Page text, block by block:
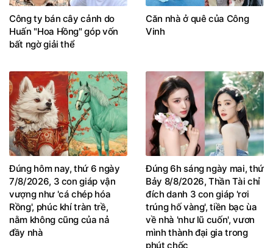
Công ty bán cây cảnh do
Huấn "Hoa Hồng" góp vốn
bất ngờ giải thể
Căn nhà ở quê của Công
Vinh
Đúng hôm nay, thứ 6 ngày
7/8/2026, 3 con giáp vận
vượng như 'cá chép hóa
Rồng', phúc khí tràn trề,
nằm không cũng của nả
đầy nhà
Đúng 6h sáng ngày mai, thứ
Bảy 8/8/2026, Thần Tài chỉ
đích danh 3 con giáp 'rơi
trúng hố vàng', tiền bạc ùa
về nhà 'như lũ cuốn', vươn
mình thành đại gia trong
phút chốc